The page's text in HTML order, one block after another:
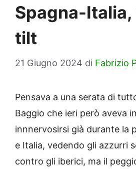
Spagna-Italia,
tilt
21 Giugno 2024 di Fabrizio
Pensava a una serata di
Baggio che ieri però aveva
innnervosirsi già durante la
e Italia, vedendo gli azzurri
contro gli iberici, ma il